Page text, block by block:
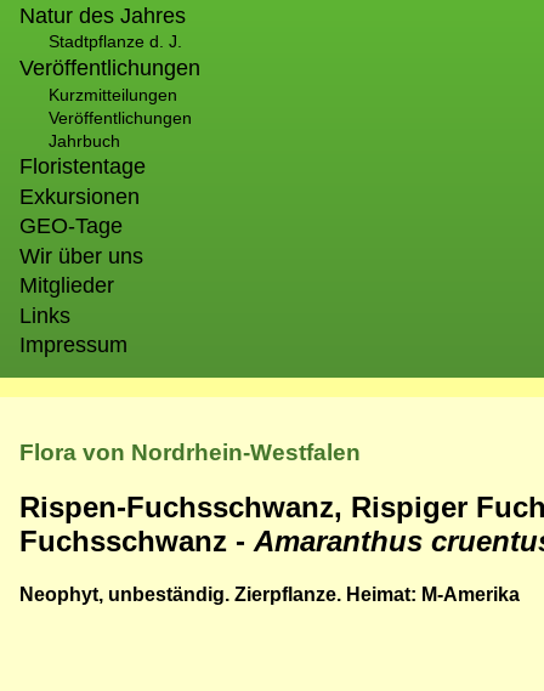
Natur des Jahres
Stadtpflanze d. J.
Veröffentlichungen
Kurzmitteilungen
Veröffentlichungen
Jahrbuch
Floristentage
Exkursionen
GEO-Tage
Wir über uns
Mitglieder
Links
Impressum
Flora von Nordrhein-Westfalen
Rispen-Fuchsschwanz, Rispiger
Fuchsschwanz - Amaranthus
Neophyt, unbeständig. Zierpflanze. Heimat: M-Amerika